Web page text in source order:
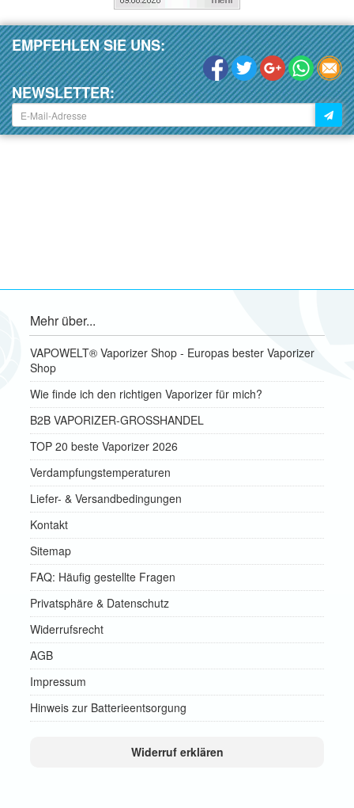
EMPFEHLEN SIE UNS:
NEWSLETTER:
Mehr über...
VAPOWELT® Vaporizer Shop - Europas bester Vaporizer
Shop
Wie finde ich den richtigen Vaporizer für mich?
B2B VAPORIZER-GROSSHANDEL
TOP 20 beste Vaporizer 2026
Verdampfungstemperaturen
Liefer- & Versandbedingungen
Kontakt
Sitemap
FAQ: Häufig gestellte Fragen
Privatsphäre & Datenschutz
Widerrufsrecht
AGB
Impressum
Hinweis zur Batterieentsorgung
Widerruf erklären